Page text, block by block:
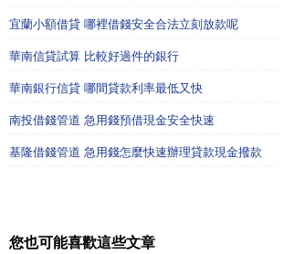
宜蘭小額借貸 哪裡借錢安全合法立刻放款呢
華南信貸試算 比較好過件的銀行
華南銀行信貸 哪間貸款利率最低又快
南投借錢管道 急用錢預借現金安全快速
基隆借錢管道 急用錢怎麼快速辦理貸款現金撥款
您也可能喜歡這些文章